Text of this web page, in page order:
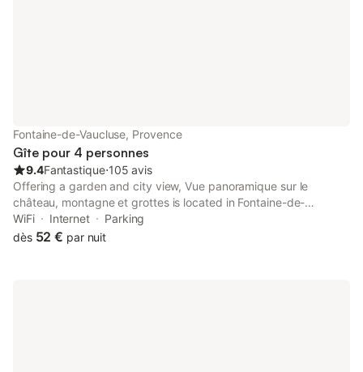
Fontaine-de-Vaucluse, Provence
Gîte pour 4 personnes
9.4Fantastique⋅105 avis
Offering a garden and city view, Vue panoramique sur le
château, montagne et grottes is located in Fontaine-de-
Vaucluse, 34 km from Avignon TGV Train Station and 36 km
from Papal Palace.
WiFi Internet
Parking
dès 52 € par nuit